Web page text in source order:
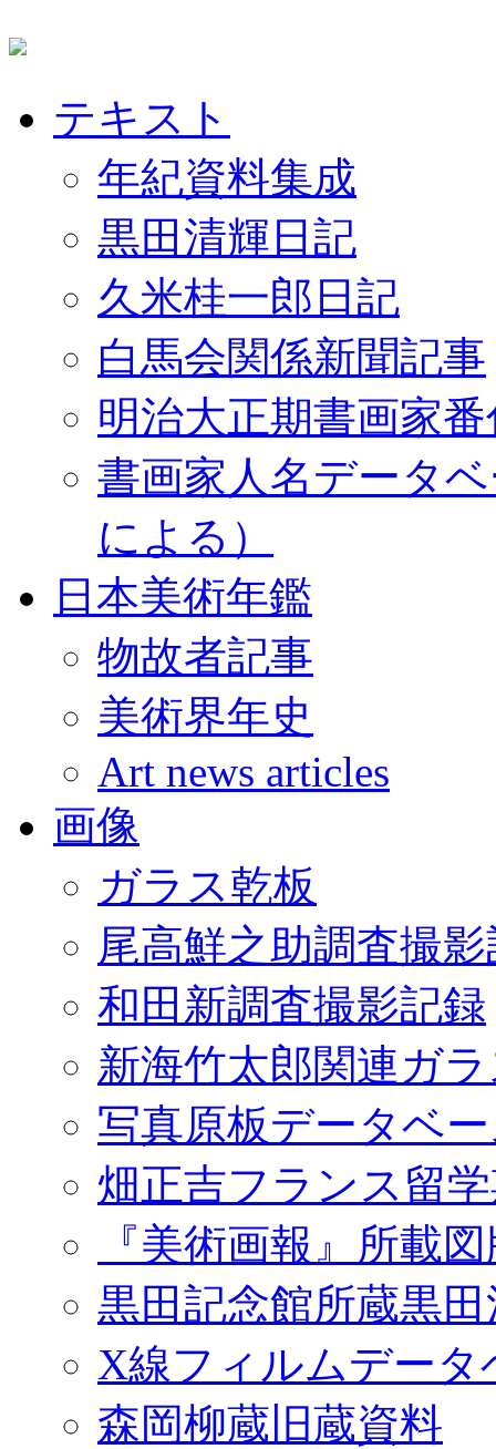
テキスト
年紀資料集成
黒田清輝日記
久米桂一郎日記
白馬会関係新聞記事
明治大正期書画家
書画家人名データ
による）
日本美術年鑑
物故者記事
美術界年史
Art news articles
画像
ガラス乾板
尾高鮮之助調査撮
和田新調査撮影記録
新海竹太郎関連ガ
写真原板データベ
畑正吉フランス留
『美術画報』所載
黒田記念館所蔵黒
X線フィルムデータ
森岡柳蔵旧蔵資料